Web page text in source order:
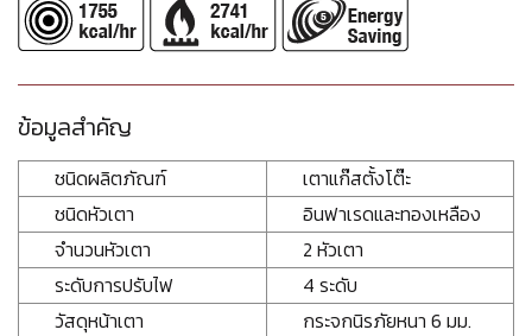
ข้อมูลสำคัญ
ชนิดผลิตภัณฑ์
เตาแก๊สตั้งโต๊ะ
ชนิดหัวเตา
อินฟาเรดและทองเหลือง
จำนวนหัวเตา
2 หัวเตา
ระดับการปรับไฟ
4 ระดับ
วัสดุหน้าเตา
กระจกนิรภัยหนา 6 มม.